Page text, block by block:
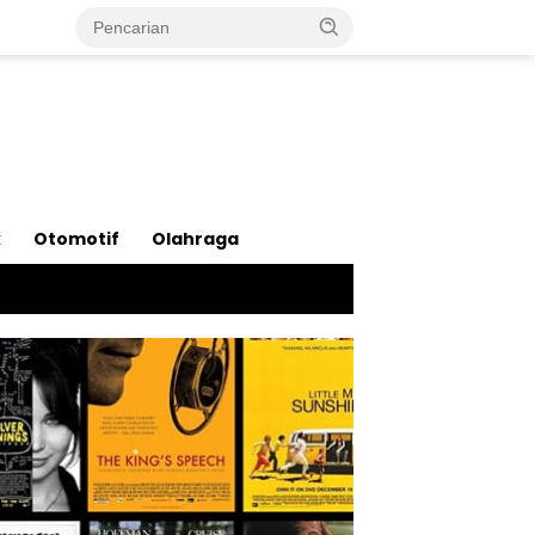
Otomotif Olahraga